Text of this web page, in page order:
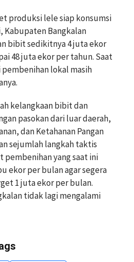
produksi lele siap konsumsi
Kabupaten Bangkalan
bibit sedikitnya 4 juta ekor
48 juta ekor per tahun. Saat
lokal masih
kelangkaan bibit dan
pasokan dari luar daerah,
dan Ketahanan Pangan
sejumlah langkah taktis
pembenihan yang saat ini
ekor per bulan agar segera
1 juta ekor per bulan.
tidak lagi mengalami